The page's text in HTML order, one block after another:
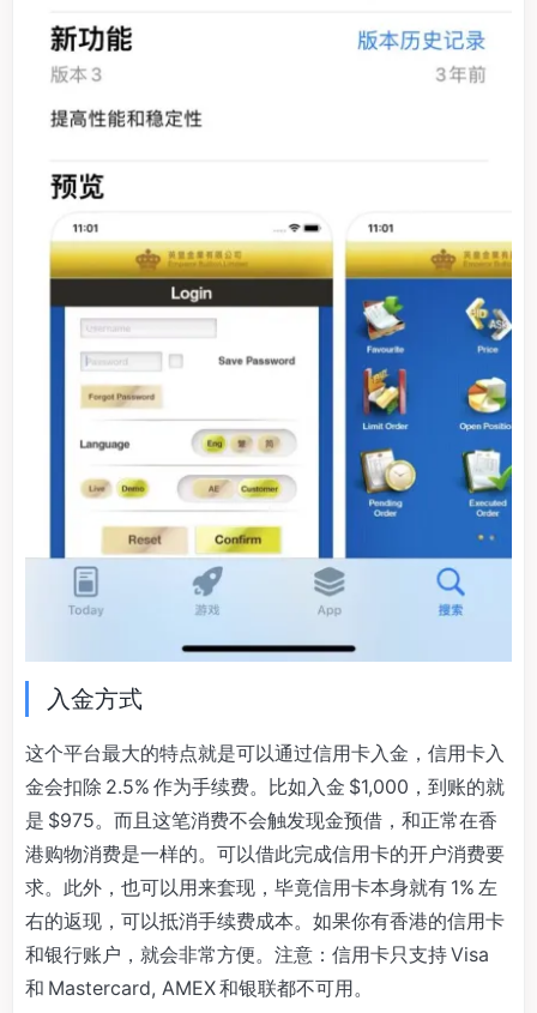
入金方式
这个平台最大的特点就是可以通过信用卡入金，信用卡入
金会扣除 2.5% 作为手续费。比如入金 $1,000，到账的就
是 $975。而且这笔消费不会触发现金预借，和正常在香
港购物消费是一样的。可以借此完成信用卡的开户消费要
求。此外，也可以用来套现，毕竟信用卡本身就有 1% 左
右的返现，可以抵消手续费成本。如果你有香港的信用卡
和银行账户，就会非常方便。注意：信用卡只支持 Visa
和 Mastercard, AMEX 和银联都不可用。